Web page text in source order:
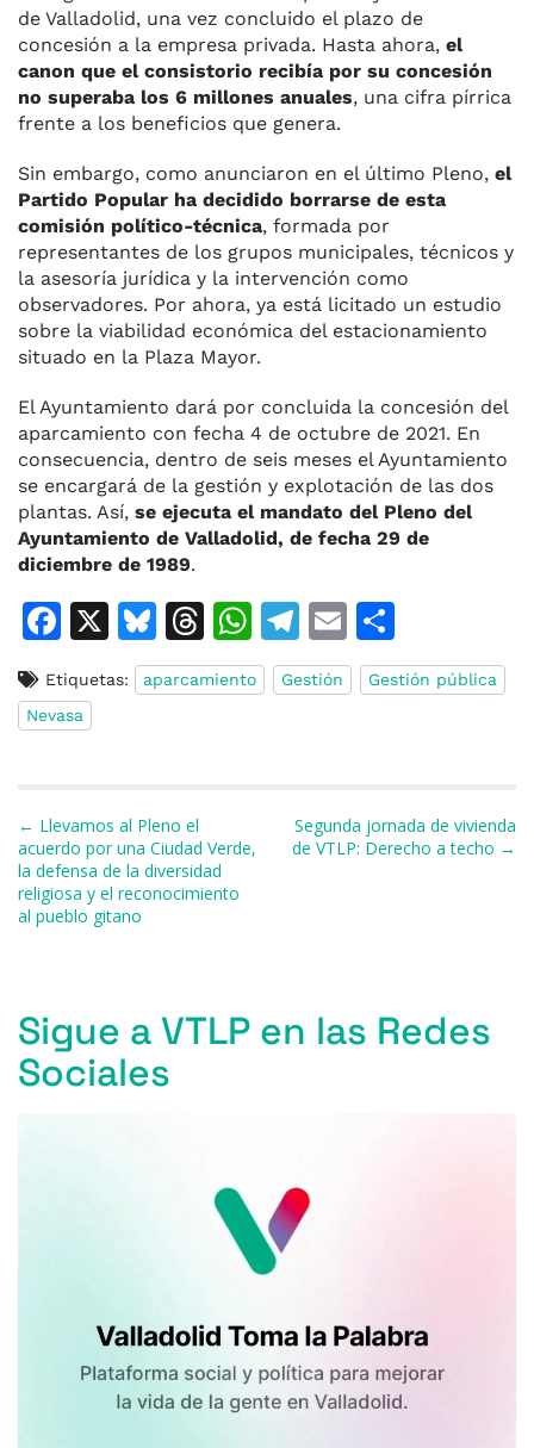
de Valladolid, una vez concluido el plazo de
concesión a la empresa privada. Hasta ahora, el
canon que el consistorio recibía por su concesión
no superaba los 6 millones anuales, una cifra pírrica
frente a los beneficios que genera.
Sin embargo, como anunciaron en el último Pleno, el
Partido Popular ha decidido borrarse de esta
comisión político-técnica, formada por
representantes de los grupos municipales, técnicos y
la asesoría jurídica y la intervención como
observadores. Por ahora, ya está licitado un estudio
sobre la viabilidad económica del estacionamiento
situado en la Plaza Mayor.
El Ayuntamiento dará por concluida la concesión del
aparcamiento con fecha 4 de octubre de 2021. En
consecuencia, dentro de seis meses el Ayuntamiento
se encargará de la gestión y explotación de las dos
plantas. Así, se ejecuta el mandato del Pleno del
Ayuntamiento de Valladolid, de fecha 29 de
diciembre de 1989.
F
c
e
o
o
k
X
Bl
u
e
y
T
h
re
W
h
at
p
T
el
e
m
E
m
ai
o
m
ti
r
Etiquetas: aparcamiento Gestión
Gestión pública
Nevasa
Navegación de entradas
← Llevamos al Pleno el
acuerdo por una Ciudad Verde,
la defensa de la diversidad
religiosa y el reconocimiento
al pueblo gitano
Segunda jornada de vivienda
de VTLP: Derecho a techo →
Sigue a VTLP en las Redes
Sociales